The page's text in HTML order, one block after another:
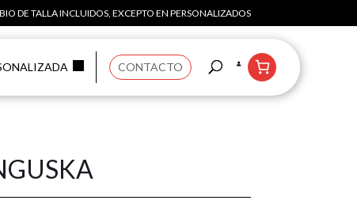
DE TALLA INCLUIDOS, EXCEPTO EN PERSONALIZADOS
CONTACTO